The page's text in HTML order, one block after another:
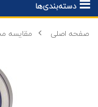
دسته‌بندی‌ها
صفحه اصلی مقایسه